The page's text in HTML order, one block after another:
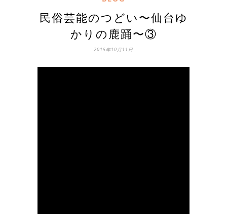
民俗芸能のつどい〜仙台ゆ
かりの鹿踊〜③
2015年10月11日